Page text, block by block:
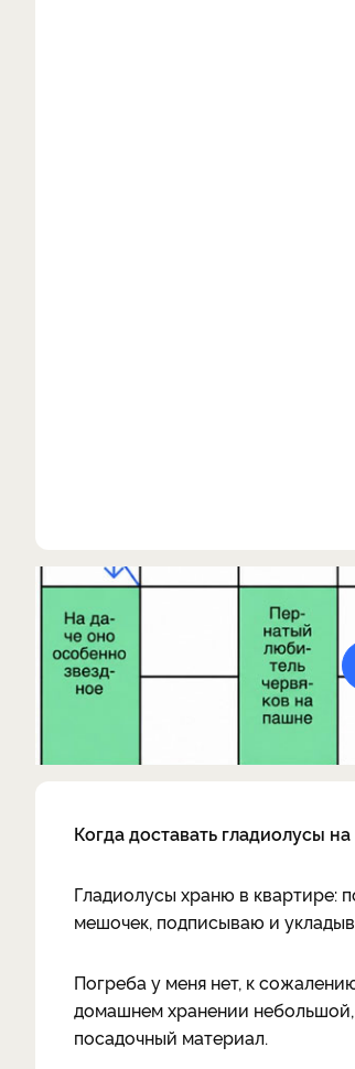
Когда доставать гладиолусы
Гладиолусы храню в квартире:
мешочек, подписываю и
Погреба у меня нет, к
домашнем хранении
посадочный материал.